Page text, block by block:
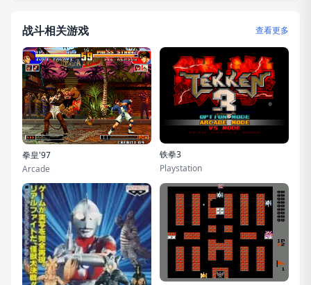
战斗相关游戏 查看更多
拳皇'97
Arcade
铁拳3
Playstation